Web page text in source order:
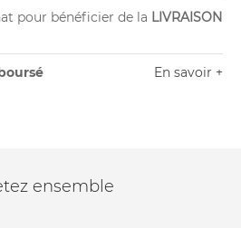
pour bénéficier de la LIVRAISON
En savoir +
ensemble